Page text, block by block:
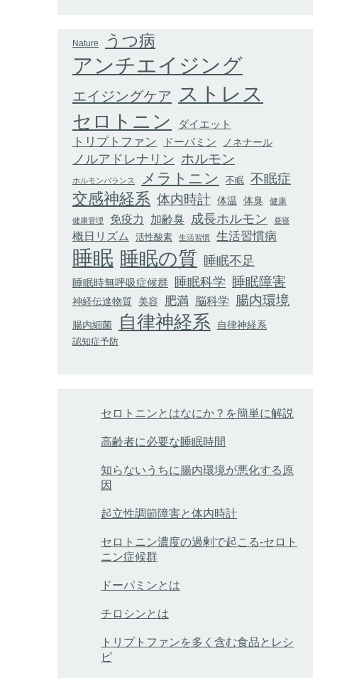
Nature うつ病
アンチエイジング
エイジングケア ストレス
セロトニン ダイエット
トリプトファン ドーパミン ノネナール
ノルアドレナリン ホルモン
ホルモンバランス メラトニン 不眠 不眠症
交感神経系 体内時計 体温 体臭 健康
健康管理 免疫力 加齢臭 成長ホルモン 昼寝
概日リズム 活性酸素 生活習慣 生活習慣病
睡眠 睡眠の質 睡眠不足
睡眠時無呼吸症候群 睡眠科学 睡眠障害
神経伝達物質 美容 肥満 脳科学 腸内環境
腸内細菌 自律神経系
自律神経系
認知症予防
セロトニンとはなにか？を簡単に解説
高齢者に必要な睡眠時間
知らないうちに腸内環境が悪化する原
因
起立性調節障害と体内時計
セロトニン濃度の過剰で起こる-セロト
ニン症候群
ドーパミンとは
チロシンとは
トリプトファンを多く含む食品とレシ
ピ